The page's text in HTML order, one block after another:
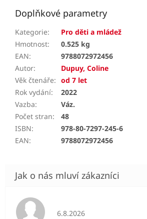
Doplňkové parametry
Kategorie:
Pro děti a mládež
Hmotnost:
0.525 kg
EAN:
9788072972456
Autor:
Dupuy, Coline
Věk čtenáře: od 7 let
Rok vydání:
2022
Vazba:
Váz.
Počet stran:
48
ISBN:
978-80-7297-245-6
EAN: 9788072972456
Hodnocení obchodu je 5 z
6.8.2026